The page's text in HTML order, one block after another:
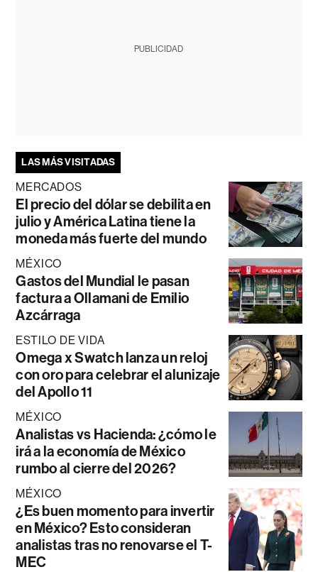
PUBLICIDAD
LAS MÁS VISITADAS
MERCADOS
El precio del dólar se debilita en
julio y América Latina tiene la
moneda más fuerte del mundo
MÉXICO
Gastos del Mundial le pasan
factura a Ollamani de Emilio
Azcárraga
ESTILO DE VIDA
Omega x Swatch lanza un reloj
con oro para celebrar el alunizaje
del Apollo 11
MÉXICO
Analistas vs Hacienda: ¿cómo le
irá a la economía de México
rumbo al cierre del 2026?
MÉXICO
¿Es buen momento para invertir
en México? Esto consideran
analistas tras no renovarse el T-
MEC